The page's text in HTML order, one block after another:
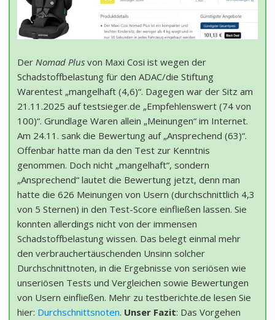
Der Nomad Plus von Maxi Cosi ist wegen der
Schadstoffbelastung für den ADAC/die Stiftung
Warentest „mangelhaft (4,6)“. Dagegen war der Sitz am
21.11.2025 auf testsieger.de „Empfehlenswert (74 von
100)“. Grundlage Waren allein „Meinungen“ im Internet.
Am 24.11. sank die Bewertung auf „Ansprechend (63)“.
Offenbar hatte man da den Test zur Kenntnis
genommen. Doch nicht „mangelhaft“, sondern
„Ansprechend“ lautet die Bewertung jetzt, denn man
hatte die 626 Meinungen von Usern (durchschnittlich 4,3
von 5 Sternen) in den Test-Score einfließen lassen. Sie
konnten allerdings nicht von der immensen
Schadstoffbelastung wissen. Das belegt einmal mehr
den verbrauchertäuschenden Unsinn solcher
Durchschnittnoten, in die Ergebnisse von seriösen wie
unseriösen Tests und Vergleichen sowie Bewertungen
von Usern einfließen. Mehr zu testberichte.de lesen Sie
hier: Durchschnittsnoten. Unser Fazit: Das Vorgehen